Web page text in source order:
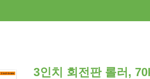
3인치 회전판 롤러,